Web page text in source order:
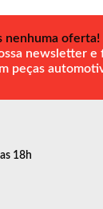
nenhuma oferta!
newsletter
peças
18h